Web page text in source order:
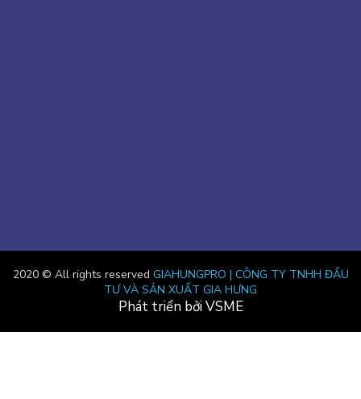
2020 © All rights reserved GIAHUNGPRO | CÔNG TY TNHH ĐẦU
TƯ VÀ SẢN XUẤT GIA HƯNG
Phát triển bởi VSME